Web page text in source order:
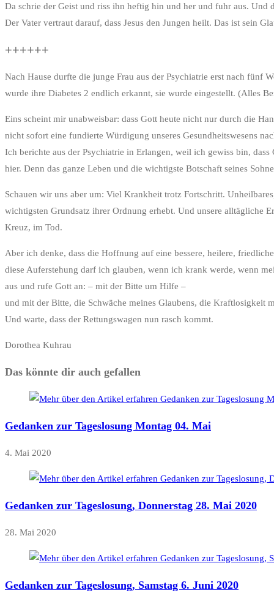
Da schrie der Geist und riss ihn heftig hin und her und fuhr aus. Und
Der Vater vertraut darauf, dass Jesus den Jungen heilt. Das ist sein
++++++
Nach Hause durfte die junge Frau aus der Psychiatrie erst nach fünf
wurde ihre Diabetes 2 endlich erkannt, sie wurde eingestellt. (Alles
Eins scheint mir unabweisbar: dass Gott heute nicht nur durch die
nicht sofort eine fundierte Würdigung unseres Gesundheitswesens
Ich berichte aus der Psychiatrie in Erlangen, weil ich gewiss bin,
hier. Denn das ganze Leben und die wichtigste Botschaft seines
Schauen wir uns aber um: Viel Krankheit trotz Fortschritt.
wichtigsten Grundsatz ihrer Ordnung erhebt. Und unsere alltägliche
Kreuz, im Tod.
Aber ich denke, dass die Hoffnung auf eine bessere, heilere,
diese Auferstehung darf ich glauben, wenn ich krank werde, wenn
aus und rufe Gott an: – mit der Bitte um Hilfe –
und mit der Bitte, die Schwäche meines Glaubens, die Kraftlosigkeit
Und warte, dass der Rettungswagen nun rasch kommt.
Dorothea Kuhrau
Das könnte dir auch gefallen
Gedanken zur Tageslosung Montag 04. Mai
4. Mai 2020
Gedanken zur Tageslosung, Donnerstag 28. Mai 2020
28. Mai 2020
Gedanken zur Tageslosung, Samstag 6. Juni 2020